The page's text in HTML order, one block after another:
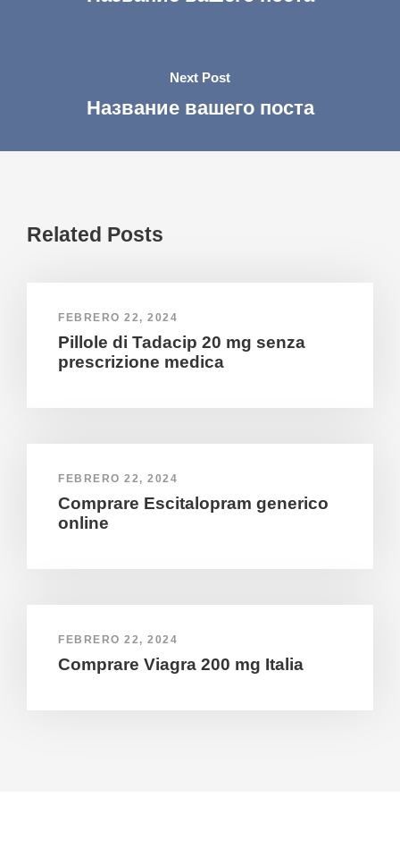
Next Post
Название вашего поста
Related Posts
FEBRERO 22, 2024
Pillole di Tadacip 20 mg senza
prescrizione medica
FEBRERO 22, 2024
Comprare Escitalopram generico
online
FEBRERO 22, 2024
Comprare Viagra 200 mg Italia